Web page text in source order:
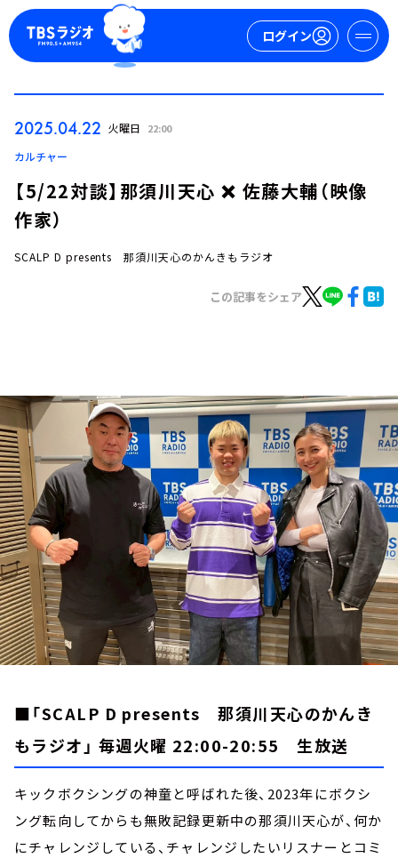
ログイン
お知らせ
イベント・グッズ
YouTube
会社情報
2025.04.22 火曜日 22:00
カルチャー
【5/22対談】那須川天心 ❌ 佐藤大輔（映像
作家）
SCALP D presents 那須川天心のかんきもラジオ
この記事をシェア
■「SCALP D presents 那須川天心のかんき
もラジオ」 毎週火曜 22:00-20:55 生放送
キックボクシングの神童と呼ばれた後、2023年にボクシ
ング転向してからも無敗記録更新中の那須川天心が、何か
にチャレンジしている、チャレンジしたいリスナーとコミ